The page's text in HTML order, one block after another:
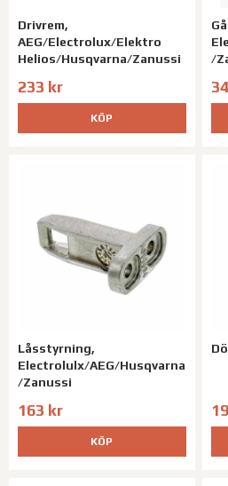
Drivrem,
AEG/Electrolux/Elektro
Helios/Husqvarna/Zanussi
233 kr
KÖP
/
Låsstyrning,
Electrolulx/AEG/Husqvarna
/Zanussi
163 kr
KÖP